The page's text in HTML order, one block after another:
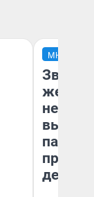
МНЕНИЕ
день